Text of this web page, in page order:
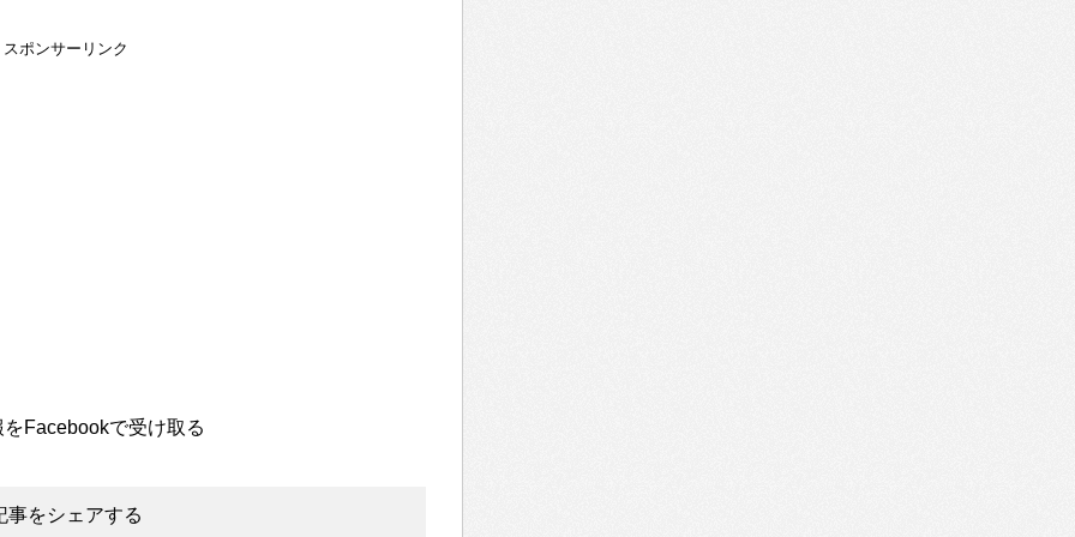
スポンサーリンク
Facebookで受け取る
事をシェアする